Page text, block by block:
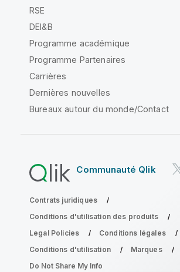
RSE
DEI&B
Programme académique
Programme Partenaires
Carrières
Dernières nouvelles
Bureaux autour du monde/Contact
Communauté Qlik
Contrats juridiques
Conditions d'utilisation des produits
Legal Policies
Conditions légales
Conditions d'utilisation
Marques
Do Not Share My Info